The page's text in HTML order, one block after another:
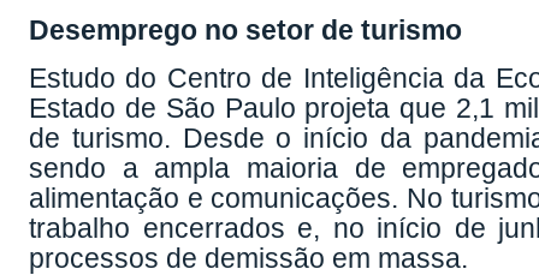
Desemprego no setor de turismo
Estudo do Centro de Inteligência da
Estado de São Paulo projeta que 2,1
de turismo. Desde o início da
sendo a ampla maioria de
alimentação e comunicações. No
trabalho encerrados e, no início de
processos de demissão em massa.